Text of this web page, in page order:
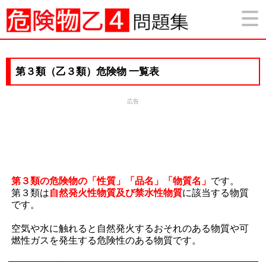
第３類（乙３類）危険物 一覧表
広告
第３類の危険物の「性質」「品名」「物質名」 です。
第３類は自然発火性物質及び禁水性物質に該当する物質
です。
空気や水に触れると自然発火するおそれのある物質や可
燃性ガスを発生する危険性のある物質です。